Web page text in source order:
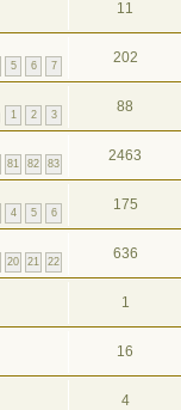
11
5 6 7 202
1 2 3 88
81 82 83 2463
4 5 6 175
20 21 22 636
1
16
4